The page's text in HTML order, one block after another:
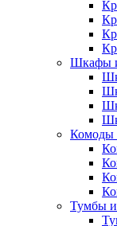
Шкафы
Комоды
Тумбы